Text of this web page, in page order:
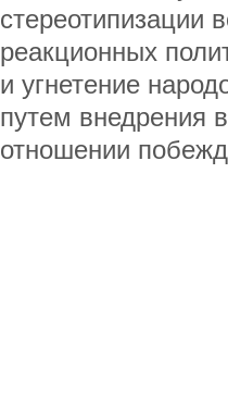
стереотипизации
реакционных
и угнетение
путем внедрения
отношении